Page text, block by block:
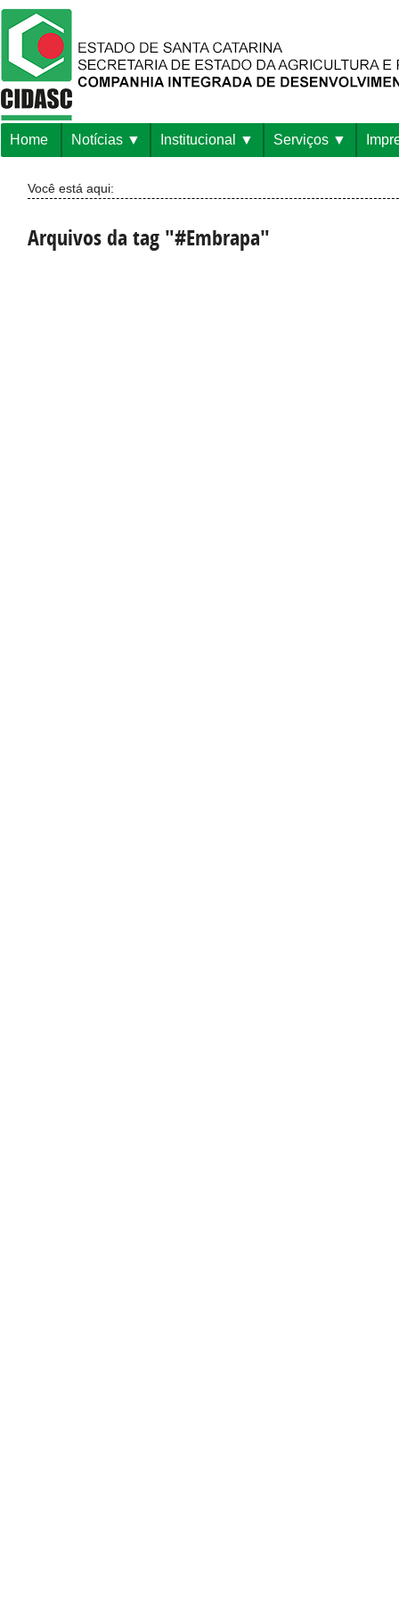
Home Notícias Institucional Serviços
Você está aqui:
Arquivos da tag "#Embrapa"